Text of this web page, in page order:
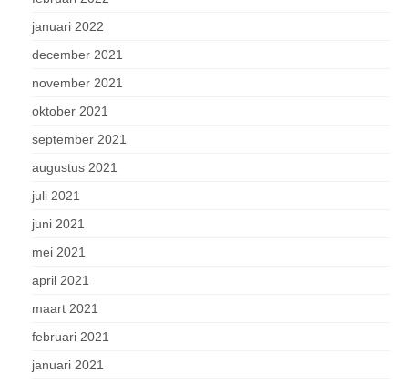
januari 2022
december 2021
november 2021
oktober 2021
september 2021
augustus 2021
juli 2021
juni 2021
mei 2021
april 2021
maart 2021
februari 2021
januari 2021